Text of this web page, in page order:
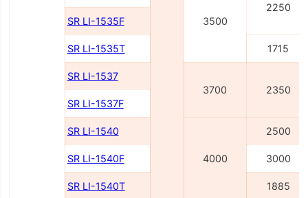
3500
2250
SR LI-1535F
SR LI-1535T 1715
SR LI-1537
3700
2350
SR LI-1537F
SR LI-1540
4000
2500
SR LI-1540F 3000
SR LI-1540Т 1885